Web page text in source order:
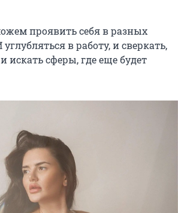
проявить себя в разных
в работу, и сверкать,
искать сферы, где еще будет